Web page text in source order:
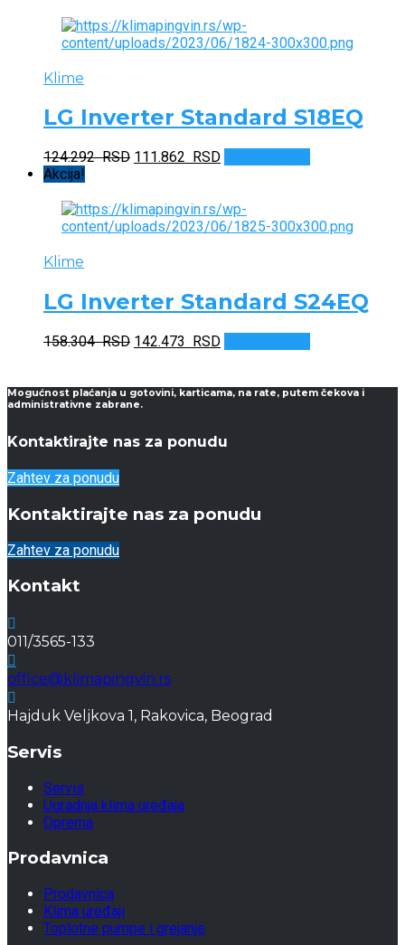
bila:
81.881 RSD.
73.693 RSD.
Klime
LG Inverter Standard S18EQ
124.292RSD Originalna
bila:
124.292 RSD.
111.862 RSDTrenutna
111.862 RSD.
Akcija!
Klime
LG Inverter Standard S24EQ
158.304RSD Originalna
bila:
158.304 RSD.
142.473 RSDTrenutna
142.473 RSD.
Mogućnost plaćanja u gotovini, karticama, na rate, putem čekova i
administrativne zabrane.
Kontaktirajte nas za ponudu
Zahtev za ponudu
Kontaktirajte nas za ponudu
Zahtev za ponudu
Kontakt
011/3565-133
office@klimapingvin.rs
Hajduk Veljkova 1, Rakovica, Beograd
Servis
Servis
Ugradnja klima uređaja
Oprema
Prodavnica
Prodavnica
Klima uređaji
Toplotne pumpe i grejanje